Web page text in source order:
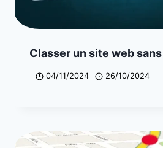
Classer un site web
04/11/2024 26/10/2024